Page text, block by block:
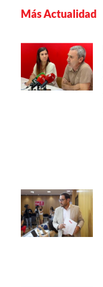
Más Actualidad